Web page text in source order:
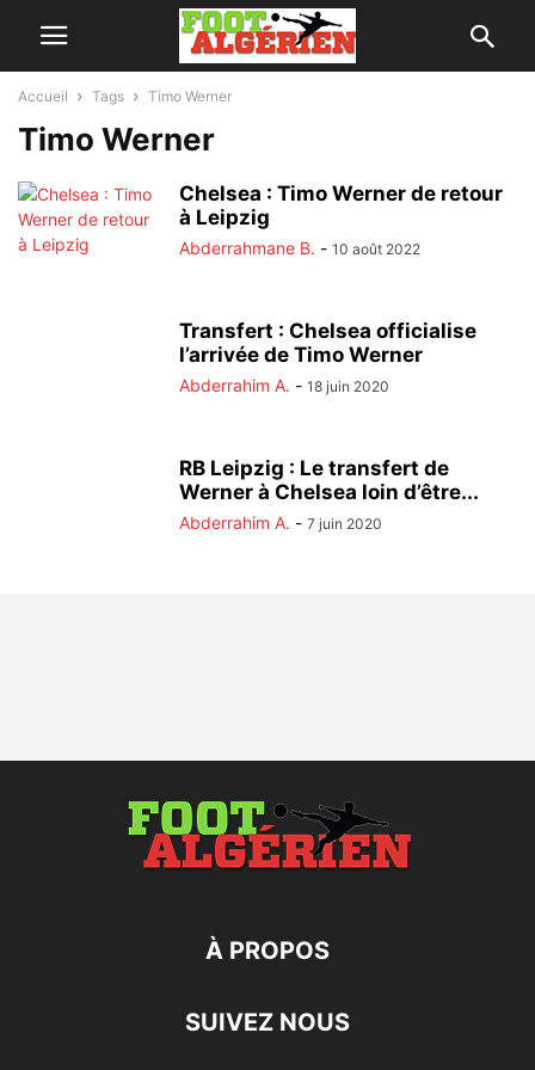
Accueil Tags Timo Werner
Timo Werner
Chelsea : Timo Werner de retour
à Leipzig
Abderrahmane B. - 10 août 2022
Transfert : Chelsea officialise
l’arrivée de Timo Werner
Abderrahim A. - 18 juin 2020
RB Leipzig : Le transfert de
Werner à Chelsea loin d’être...
Abderrahim A. - 7 juin 2020
À PROPOS
SUIVEZ NOUS